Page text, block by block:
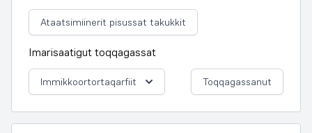
Ataatsimiinerit pisussat takukkit
Imarisaatigut toqqagassat
Immikkoortortaqarfiit Toqqagassanut